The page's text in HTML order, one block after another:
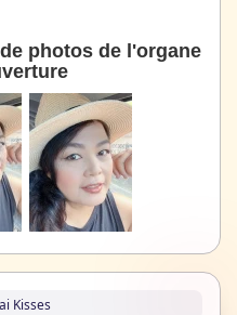
photos de l'organe
Kisses